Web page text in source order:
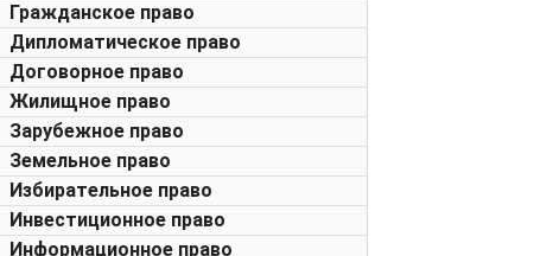
Гражданское право
Дипломатическое право
Договорное право
Жилищное право
Зарубежное право
Земельное право
Избирательное право
Инвестиционное право
Информационное право